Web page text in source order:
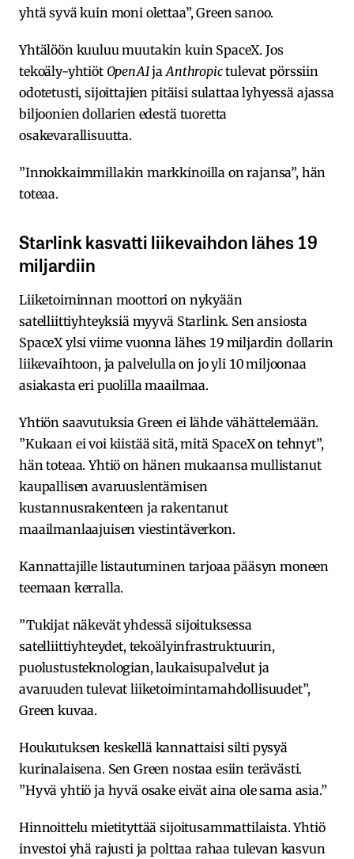
yhtä syvä kuin moni olettaa”, Green sanoo.
Yhtälöön kuuluu muutakin kuin SpaceX. Jos
tekoäly-yhtiöt OpenAIjaAnthropictulevat pörssiin
odotetusti, sijoittajien pitäisi sulattaa lyhyessä ajassa
biljoonien dollarien edestä tuoretta
osakevarallisuutta.
”Innokkaimmillakin markkinoilla on rajansa”, hän
toteaa.
Starlink kasvatti liikevaihdon lähes 19
miljardiin
Liiketoiminnan moottori on nykyään
satelliittiyhteyksiä myyvä Starlink. Sen ansiosta
SpaceX ylsi viime vuonna lähes 19 miljardin dollarin
liikevaihtoon, ja palvelulla on jo yli 10 miljoonaa
asiakasta eri puolilla maailmaa.
Yhtiön saavutuksia Green ei lähde vähättelemään.
”Kukaan ei voi kiistää sitä, mitä SpaceX on tehnyt”,
hän toteaa. Yhtiö on hänen mukaansa mullistanut
kaupallisen avaruuslentämisen
kustannusrakenteen ja rakentanut
maailmanlaajuisen viestintäverkon.
Kannattajille listautuminen tarjoaa pääsyn moneen
teemaan kerralla.
”Tukijat näkevät yhdessä sijoituksessa
satelliittiyhteydet, tekoälyinfrastruktuurin,
puolustusteknologian, laukaisupalvelut ja
avaruuden tulevat liiketoimintamahdollisuudet”,
Green kuvaa.
Houkutuksen keskellä kannattaisi silti pysyä
kurinalaisena. Sen Green nostaa esiin terävästi.
”Hyvä yhtiö ja hyvä osake eivät aina ole sama asia.”
Hinnoittelu mietityttää sijoitusammattilaista. Yhtiö
investoi yhä rajusti ja polttaa rahaa tulevan kasvun